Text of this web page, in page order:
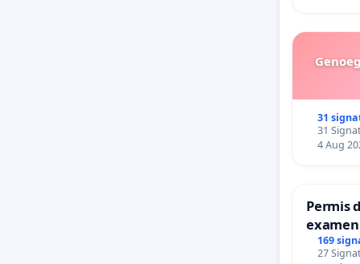
31
31
4 Aug
Permis
169
27